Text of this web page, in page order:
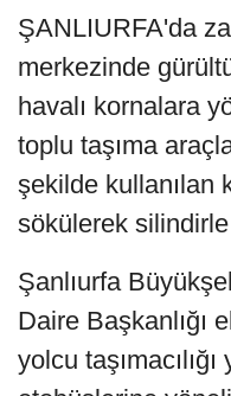
ŞANLIURFA'da
merkezinde
havalı kornalara
toplu taşıma
şekilde kullanılan
sökülerek
Şanlıurfa
Daire Başkanlığı
yolcu